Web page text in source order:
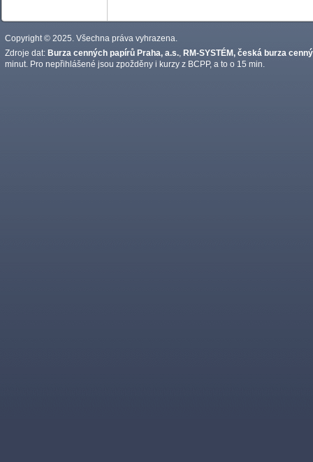
Copyright © 2025. Všechna práva vyhrazena.
Zdroje dat: Burza cenných papírů Praha, a.s. RM-SYSTÉM, česká burza
minut. Pro nepřihlášené jsou zpožděny i kurzy z BCPP, a to o 15 min.